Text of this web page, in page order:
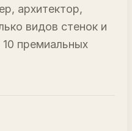
архитектор,
видов стенок и
премиальных